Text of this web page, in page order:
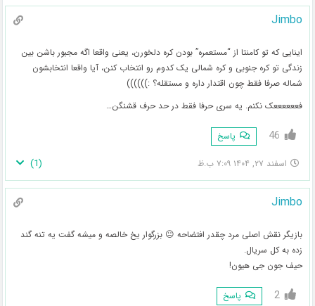
Jimbo
اینایی که تو کامنتا از “مستعمره” بودن کره دلخورن، یعنی واقعا اگه مجبور باشن بین
زندگی تو کره جنوبی و کره شمالی یک کدوم رو انتخاب کنن، آیا واقعا انتخابشون
شماله صرفا فقط چون اقتدار داره و مستقله؟ :))))))
فععععععک نکنم. یه سری حرفا فقط در حد حرف قشنگن…
46 پاسخ
اسفند ۲۷, ۱۴۰۴ ۷:۰۹ ب.ظ (
1
)
Jimbo
بازیگر نقش اصلی مرد چقدر افتضاحه 😐 بزرگوار یخ خالصه و میشه گفت یه تنه گند
زده به کل سریال.
حیف جون جی هیون!
2 پاسخ